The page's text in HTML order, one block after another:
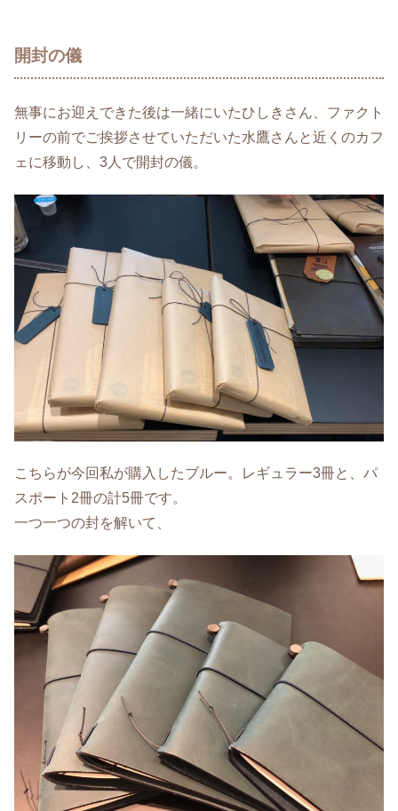
開封の儀
無事にお迎えできた後は一緒にいたひしきさん、ファクト
リーの前でご挨拶させていただいた水鷹さんと近くのカフ
ェに移動し、3人で開封の儀。
こちらが今回私が購入したブルー。レギュラー3冊と、パ
スポート2冊の計5冊です。
一つ一つの封を解いて、